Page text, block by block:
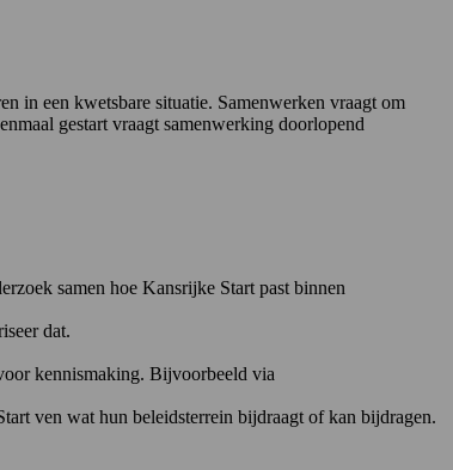
in een kwetsbare situatie. Samenwerken vraagt om
gestart vraagt samenwerking doorlopend
samen hoe Kansrijke Start past binnen
dat.
kennismaking. Bijvoorbeeld via
ven wat hun beleidsterrein bijdraagt of kan bijdragen.